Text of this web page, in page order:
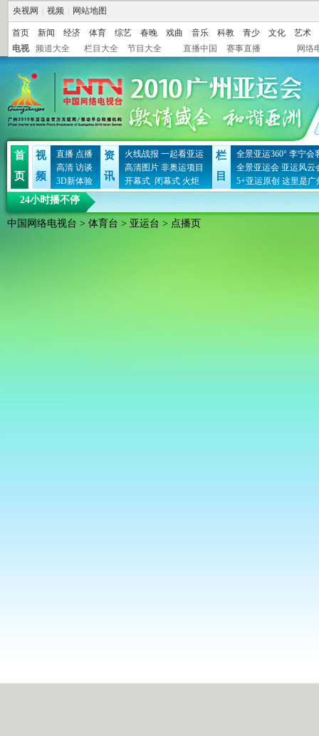
央视网 视频 网站地图
首页 新闻 经济 体育 综艺 春晚 戏曲 音乐 科教 青少 文化
艺术
电视
频道大全 栏目大全 节目大全 直播中国 赛事直播 网络
首
页
视
频
直播 点播
高清 访谈
3D新体验
资
讯
火线战报 一起看亚运
高清图片 非奥运项目
开幕式 闭幕式 火炬
栏
目
全景亚运360° 李宁会
全景亚运会 亚运风云
5+亚运原创 这里是广
24小时播不停
中国网络电视台 > 体育台 > 亚运台 > 点播页